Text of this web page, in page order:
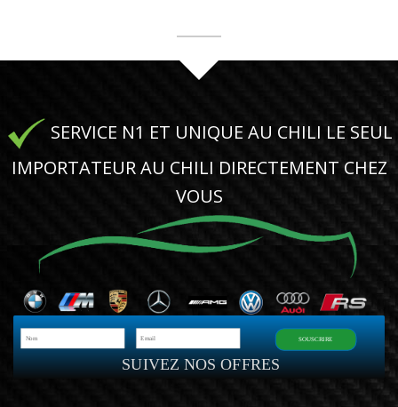
SERVICE N1 ET UNIQUE AU CHILI LE SEUL
IMPORTATEUR AU CHILI DIRECTEMENT CHEZ
VOUS
SUIVEZ NOS OFFRES
SOUSCRIRE